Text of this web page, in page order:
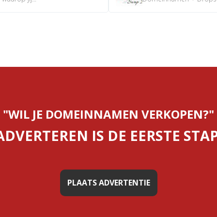
"WIL JE DOMEINNAMEN VERKOPEN?"
IS DE EERSTE
PLAATS ADVERTENTIE